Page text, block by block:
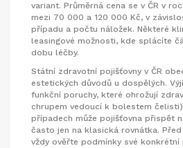
variant. Průměrná cena se v ČR v
mezi 70 000 a 120 000 Kč, v
případu a počtu náložek. Některé
leasingové možnosti, kde splácíte
dobu léčby.
Státní zdravotní pojišťovny v ČR
estetických důvodů u dospělých.
funkční poruchy, které ohrožují
chrupem vedoucí k bolestem
případech může pojišťovna přispět
často jen na klasická rovnátka.
vždy ověřte podmínky své konkrétní